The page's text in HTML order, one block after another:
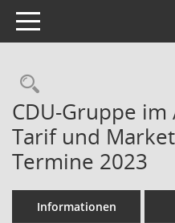
Toggle navigation
CDU-Gruppe im
Tarif und
Termine 2023
Informationen